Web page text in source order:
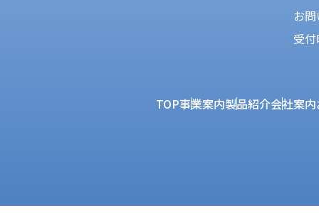
お
受
TOP事業案内製品紹介会社案内